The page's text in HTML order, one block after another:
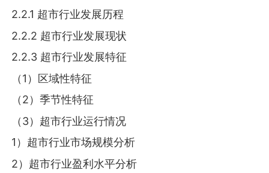
2.2.1 超市行业发展历程
2.2.2 超市行业发展现状
2.2.3 超市行业发展特征
（1）区域性特征
（2）季节性特征
（3）超市行业运行情况
1）超市行业市场规模分析
2）超市行业盈利水平分析